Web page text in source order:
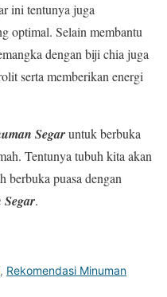
ini tentunya juga
optimal. Selain membantu
dengan biji chia juga
serta memberikan energi
Segaruntuk berbuka
Tentunya tubuh kita akan
berbuka puasa dengan
Segar.
, Rekomendasi Minuman